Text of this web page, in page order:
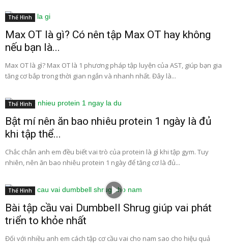
Thể Hình
Max OT là gì? Có nên tập Max OT hay không
nếu bạn là...
Max OT là gì? Max OT là 1 phương pháp tập luyện của AST, giúp bạn gia
tăng cơ bắp trong thời gian ngắn và nhanh nhất. Đây là...
Thể Hình
Bật mí nên ăn bao nhiêu protein 1 ngày là đủ
khi tập thể...
Chắc chắn anh em đều biết vai trò của protein là gì khi tập gym. Tuy
nhiên, nên ăn bao nhiêu protein 1 ngày để tăng cơ là đủ...
Thể Hình
Bài tập cầu vai Dumbbell Shrug giúp vai phát
triển to khỏe nhất
Đối với nhiều anh em cách tập cơ cầu vai cho nam sao cho hiệu quả